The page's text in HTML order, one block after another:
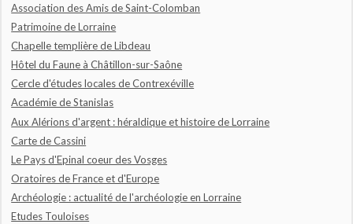
Association des Amis de Saint-Colomban
Patrimoine de Lorraine
Chapelle templière de Libdeau
Hôtel du Faune à Châtillon-sur-Saône
Cercle d'études locales de Contrexéville
Académie de Stanislas
Aux Alérions d'argent : héraldique et histoire de Lorraine
Carte de Cassini
Le Pays d'Epinal coeur des Vosges
Oratoires de France et d'Europe
Archéologie : actualité de l'archéologie en Lorraine
Etudes Touloises